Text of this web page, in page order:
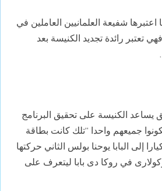
اعتبرها شفيعة العلمانيين العاملين في
تعتبر رائدة تجديد الكنيسة بعد
يساعد الكنيسة على تحقيق البرنامج
جميعهم واحدا “تلك كانت بطاقة
إلى البابا يوحنا بولس الثاني حركتها
في روكا دى بابا ليتعرف على